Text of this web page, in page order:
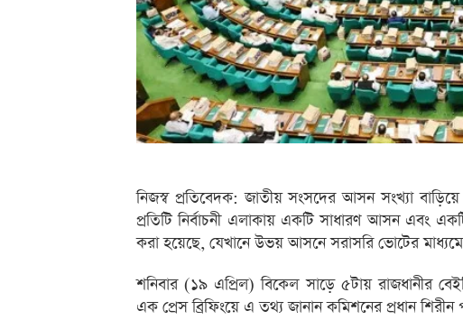
নিজস্ব প্রতিবেদক: জাতীয় সংসদের আসন সংখ্যা
প্রতিটি নির্বাচনী এলাকায় একটি সাধারণ আসন এবং
করা হয়েছে, যেখানে উভয় আসনে সরাসরি ভোটের মাধ্যমে
শনিবার (১৯ এপ্রিল) বিকেল সাড়ে ৫টায় রাজধানীর
এক প্রেস ব্রিফিংয়ে এ তথ্য জানান কমিশনের প্রধান শিরীন